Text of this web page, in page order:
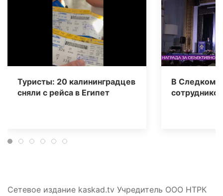
Туристы: 20 калининградцев
сняли с рейса в Египет
В Следкоме
Сетевое издание kaskad.tv Учредитель ООО НТРК